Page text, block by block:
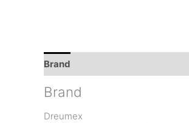
Brand
Brand
Dreumex